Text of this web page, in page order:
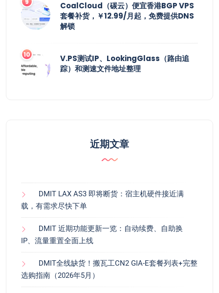
CoalCloud（碳云）便宜香港BGP VPS
套餐补货，￥12.99/月起，免费提供DNS
解锁
V.PS测试IP、LookingGlass（路由追
踪）和测速文件地址整理
近期文章
DMIT LAX AS3 即将断货：宿主机硬件接近满
载，有需求尽快下单
DMIT 近期功能更新一览：自动续费、自助换
IP、流量重置全面上线
DMIT全线缺货！搬瓦工CN2 GIA-E套餐列表+完整
选购指南（2026年5月）